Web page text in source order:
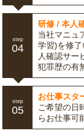
step
04
研修 / 本人
当社マニュ
学習)を修
人確認サー
犯罪歴の有
step
05
お仕事スタ
ご希望の日
らお仕事可